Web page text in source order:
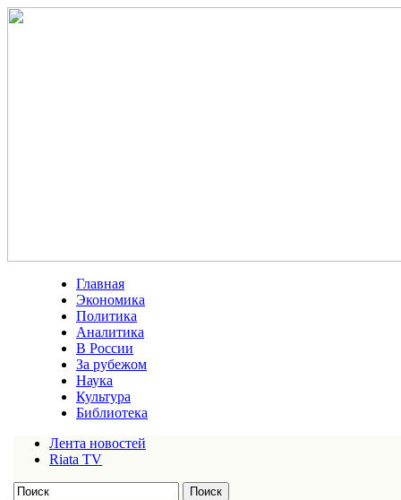
Главная
Экономика
Политика
Аналитика
В России
За рубежом
Наука
Культура
Библиотека
Лента новостей
Riata TV